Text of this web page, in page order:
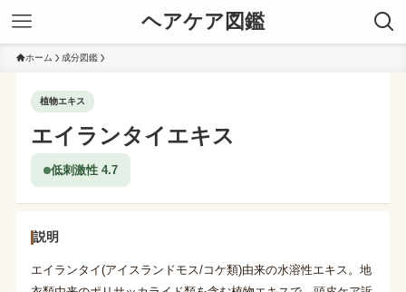
ヘアケア図鑑
ホーム 成分図鑑
植物エキス
エイランタイエキス
低刺激性 4.7
説明
エイランタイ(アイスランドモス/コケ類)由来の水溶性エキス。地